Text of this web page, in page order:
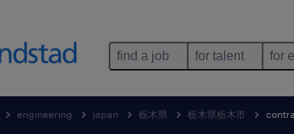
find a job for talent for
engineering japan 栃木県 栃木県栃木市